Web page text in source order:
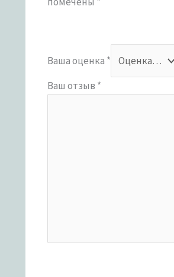
Ваша оценка *
Ваш отзыв *